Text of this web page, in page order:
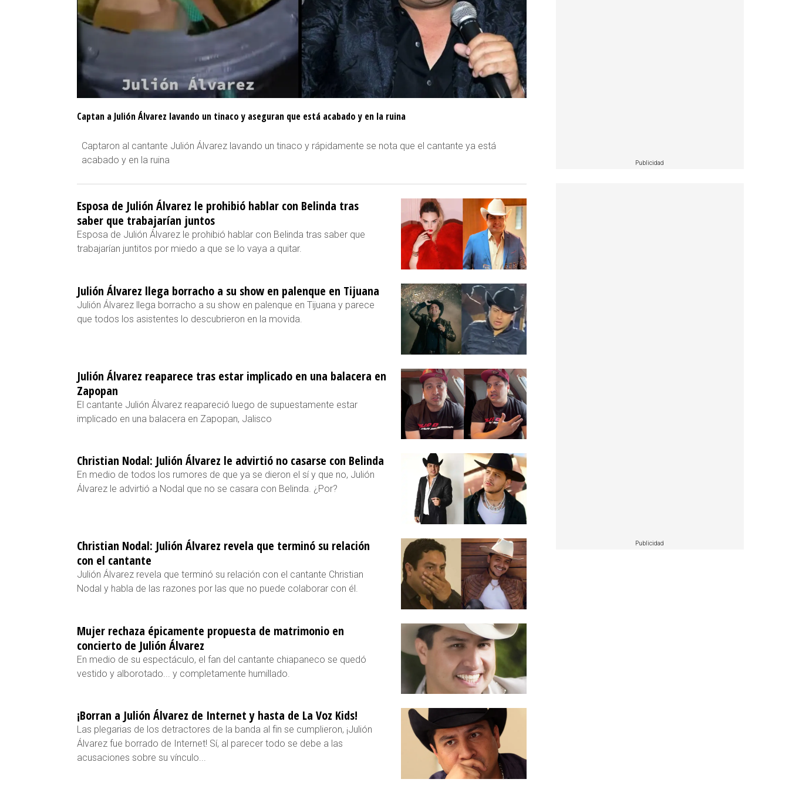
Captan a Julión Álvarez lavando un tinaco y aseguran que está acabado y en la ruina
Captaron al cantante Julión Álvarez lavando un tinaco y rápidamente se nota que el cantante ya está
acabado y en la ruina
Esposa de Julión Álvarez le prohibió hablar con Belinda tras
saber que trabajarían juntos
Esposa de Julión Álvarez le prohibió hablar con Belinda tras saber que
trabajarían juntitos por miedo a que se lo vaya a quitar.
Julión Álvarez llega borracho a su show en palenque en Tijuana
Julión Álvarez llega borracho a su show en palenque en Tijuana y parece
que todos los asistentes lo descubrieron en la movida.
Julión Álvarez reaparece tras estar implicado en una balacera en
Zapopan
El cantante Julión Álvarez reapareció luego de supuestamente estar
implicado en una balacera en Zapopan, Jalisco
Christian Nodal: Julión Álvarez le advirtió no casarse con Belinda
En medio de todos los rumores de que ya se dieron el sí y que no, Julión
Álvarez le advirtió a Nodal que no se casara con Belinda. ¿Por?
Christian Nodal: Julión Álvarez revela que terminó su relación
con el cantante
Julión Álvarez revela que terminó su relación con el cantante Christian
Nodal y habla de las razones por las que no puede colaborar con él.
Mujer rechaza épicamente propuesta de matrimonio en
concierto de Julión Álvarez
En medio de su espectáculo, el fan del cantante chiapaneco se quedó
vestido y alborotado... y completamente humillado.
¡Borran a Julión Álvarez de Internet y hasta de La Voz Kids!
Las plegarias de los detractores de la banda al fin se cumplieron, ¡Julión
Álvarez fue borrado de Internet! Sí, al parecer todo se debe a las
acusaciones sobre su vínculo...
Publicidad
Publicidad